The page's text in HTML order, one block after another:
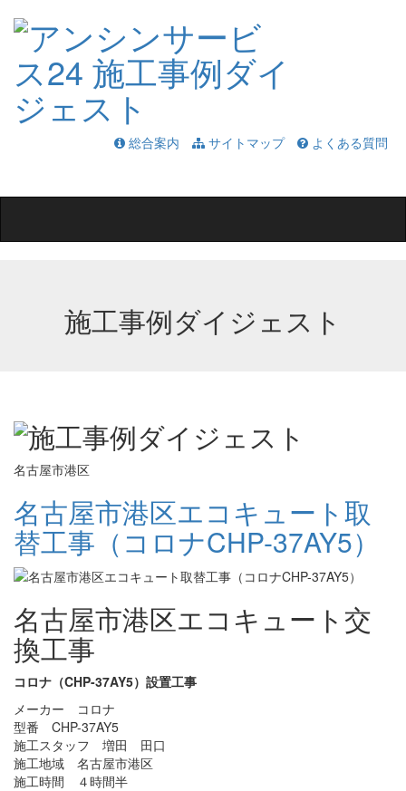
総合案内 サイトマップ
よくある質問
施工事例ダイジェスト
名古屋市港区
名古屋市港区エコキュート取
替工事（コロナCHP-37AY5）
名古屋市港区エコキュート交
換工事
コロナ（CHP-37AY5）設置工事
メーカー コロナ
型番 CHP-37AY5
施工スタッフ 増田 田口
施工地域 名古屋市港区
施工時間 ４時間半